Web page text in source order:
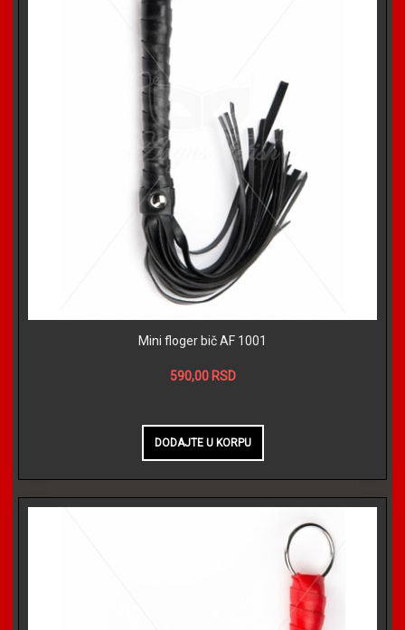
Mini floger bič AF 1001
590,00 RSD